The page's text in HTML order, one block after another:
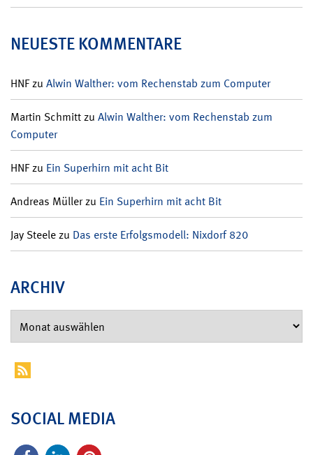
NEUESTE KOMMENTARE
HNFzu Alwin Walther: vom Rechenstab zum Computer
Martin Schmittzu Alwin Walther: vom Rechenstab zum
Computer
HNFzu Ein Superhirn mit acht Bit
Andreas Müllerzu Ein Superhirn mit acht Bit
Jay Steelezu Das erste Erfolgsmodell: Nixdorf 820
ARCHIV
SOCIAL MEDIA